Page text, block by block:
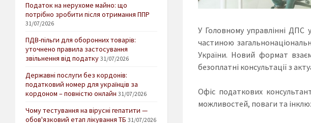
У Головному управлінні ДПС
частиною
України. Новий формат
безоплатні консультації з
Офіс податкових
можливостей, поваги та
Податок на нерухоме майно: що
потрібно зробити після отримання ППР
31/07/2026
ПДВ-пільги для оборонних товарів:
уточнено правила застосування
звільнення від податку 31/07/2026
Державні послуги без кордонів:
податковий номер для українців за
кордоном – повністю онлайн 31/07/2026
Чому тестування на вірусні гепатити —
обов'язковий етап лікування ТБ 31/07/2026